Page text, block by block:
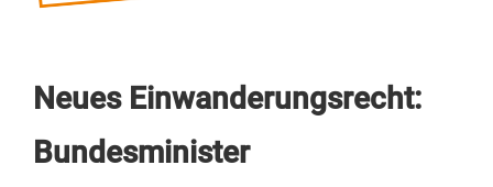
Neues Einwanderungsrecht:
Bundesminister